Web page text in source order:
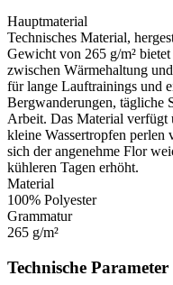
Hauptmaterial
Technisches Material,
Gewicht von 265 g/m²
zwischen Wärmehaltung
für lange Lauftrainings und
Bergwanderungen, tägliche
Arbeit. Das Material verfügt
kleine Wassertropfen perlen
sich der angenehme Flor
kühleren Tagen erhöht.
Material
100% Polyester
Grammatur
265 g/m²
Technische Parameter